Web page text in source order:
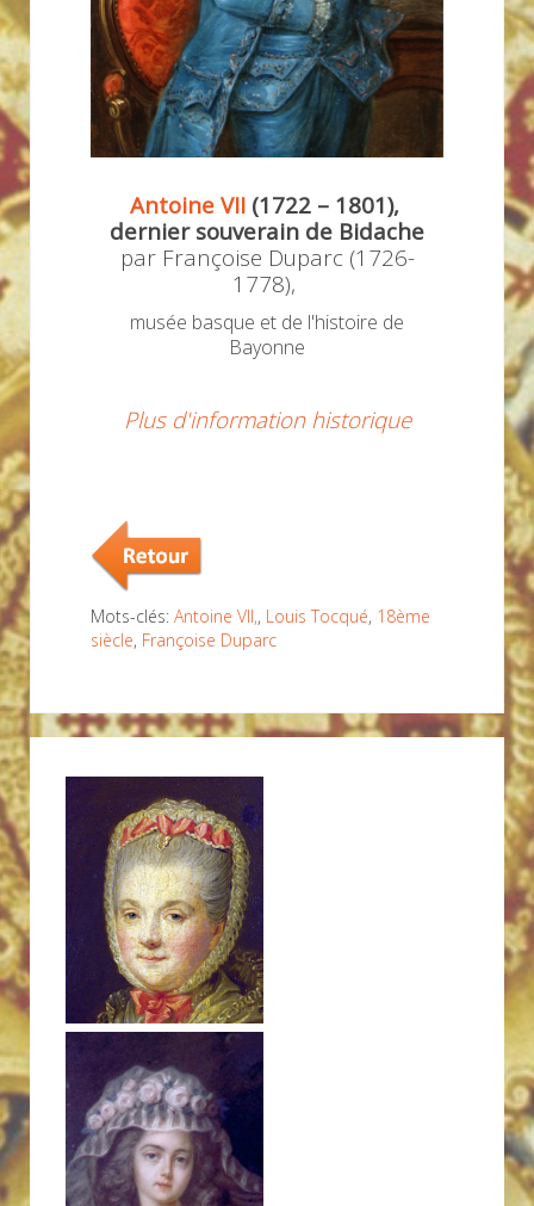
Antoine VII(1722 – 1801),
dernier souverain de Bidache
par Françoise Duparc (1726-
1778),
musée basque et de l'histoire de
Bayonne
Plus d'information historique
Mots-clés: Antoine VII,, Louis Tocqué, 18ème
siècle, Françoise Duparc